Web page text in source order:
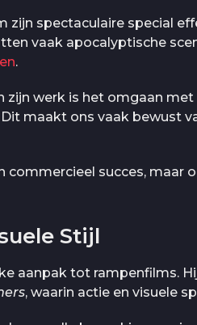
zijn spectaculaire special
vaak apocalyptische
.
zijn werk is het omgaan
maakt ons vaak bewust
commercieel succes, maar
Stijl
aanpak tot rampenfilms.
, waarin actie en visuele